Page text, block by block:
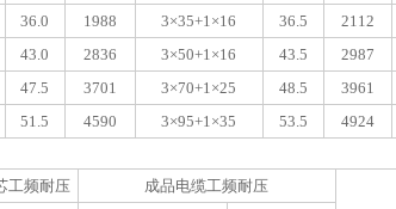
36.0 1988 3×35+1×16 36.5 2112
43.0 2836 3×50+1×16 43.5 2987
47.5 3701 3×70+1×25 48.5 3961
51.5 4590 3×95+1×35 53.5 4924
工频耐压 成品电缆工频耐压